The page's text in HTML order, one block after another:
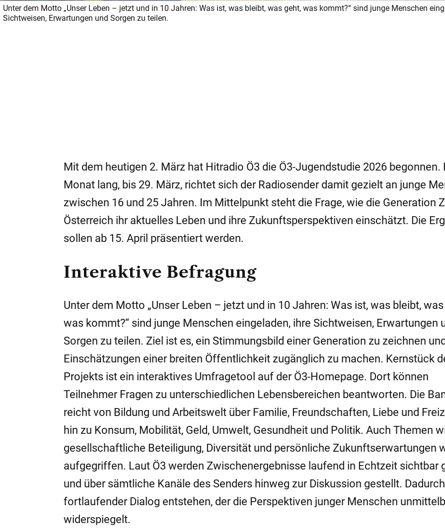
Unter dem Motto „Unser Leben – jetzt und in 10 Jahren: Was ist, was bleibt, was geht, was kommt?“ sind junge Menschen
Sichtweisen, Erwartungen und Sorgen zu teilen.
Mit dem heutigen 2. März hat Hitradio Ö3 die Ö3-Jugendstudie 2026 begonnen.
Monat lang, bis 29. März, richtet sich der Radiosender damit gezielt an junge
zwischen 16 und 25 Jahren. Im Mittelpunkt steht die Frage, wie die Generation
Österreich ihr aktuelles Leben und ihre Zukunftsperspektiven einschätzt. Die
sollen ab 15. April präsentiert werden.
Interaktive Befragung
Unter dem Motto „Unser Leben – jetzt und in 10 Jahren: Was ist, was bleibt,
was kommt?“ sind junge Menschen eingeladen, ihre Sichtweisen, Erwartungen
Sorgen zu teilen. Ziel ist es, ein Stimmungsbild einer Generation zu zeichnen
Einschätzungen einer breiten Öffentlichkeit zugänglich zu machen. Kernstück
Projekts ist ein interaktives Umfragetool auf der Ö3-Homepage. Dort können
Teilnehmer Fragen zu unterschiedlichen Lebensbereichen beantworten. Die
reicht von Bildung und Arbeitswelt über Familie, Freundschaften, Liebe und
hin zu Konsum, Mobilität, Geld, Umwelt, Gesundheit und Politik. Auch Themen
gesellschaftliche Beteiligung, Diversität und persönliche Zukunftserwartungen
aufgegriffen. Laut Ö3 werden Zwischenergebnisse laufend in Echtzeit sichtbar
und über sämtliche Kanäle des Senders hinweg zur Diskussion gestellt.
fortlaufender Dialog entstehen, der die Perspektiven junger Menschen
widerspiegelt.